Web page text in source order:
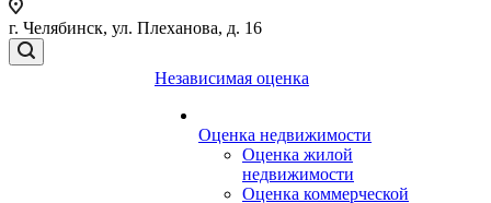
г. Челябинск, ул. Плеханова, д. 16
Независимая оценка
Оценка недвижимости
Оценка жилой
недвижимости
Оценка коммерческой